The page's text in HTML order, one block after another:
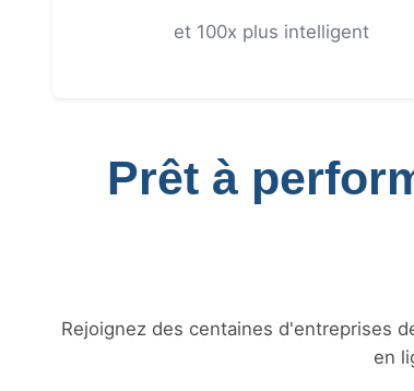
et 100x plus intelligent
Prêt à
Rejoignez des centaines d'entreprises
en